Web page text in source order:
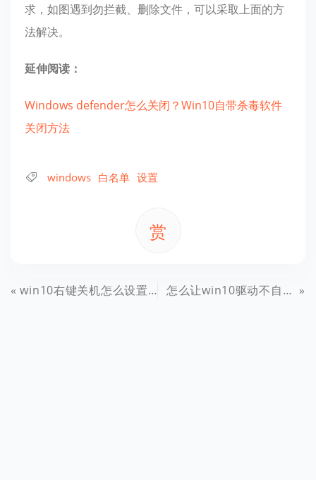
求，如图遇到勿拦截、删除文件，可以采取上面的方
法解决。
延伸阅读：
Windows defender怎么关闭？Win10自带杀毒软件
关闭方法
windows 白名单 设置
赏
win10右键关机怎么设置？Win10右键添加关机实用教程 怎么让win10驱动不自己更新？Win10禁止驱动自动更新方法